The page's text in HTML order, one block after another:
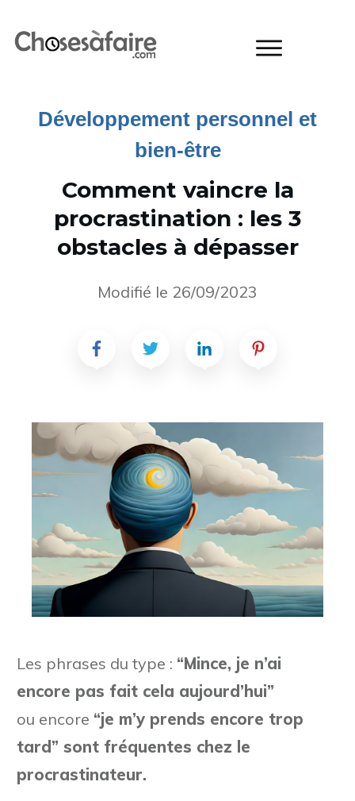
Développement personnel et
bien-être
Comment vaincre la
procrastination : les 3
obstacles à dépasser
Modifié le 26/09/2023
Les phrases du type : “Mince, je n’ai
encore pas fait cela aujourd’hui”
ou encore “je m’y prends encore trop
tard” sont fréquentes chez le
procrastinateur.